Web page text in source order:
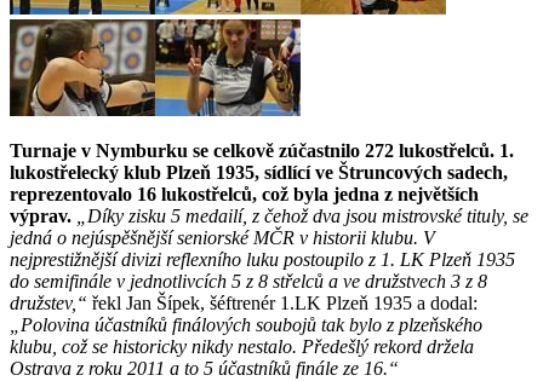
Turnaje v Nymburku se celkově zúčastnilo 272 lukostřelců. 1.
lukostřelecký klub Plzeň 1935, sídlící ve Štruncových sadech,
reprezentovalo 16 lukostřelců, což byla jedna z největších
výprav. „Díky zisku 5 medailí, z čehož dva jsou mistrovské tituly, se
jedná o nejúspěšnější seniorské MČR v historii klubu. V
nejprestižnější divizi reflexního luku postoupilo z 1. LK Plzeň 1935
do semifinále v jednotlivcích 5 z 8 střelců a ve družstvech 3 z 8
družstev,“ řekl Jan Šípek, šéftrenér 1.LK Plzeň 1935 a dodal:
„Polovina účastníků finálových soubojů tak bylo z plzeňského
klubu, což se historicky nikdy nestalo. Předešlý rekord držela
Ostrava z roku 2011 a to 5 účastníků finále ze 16.“